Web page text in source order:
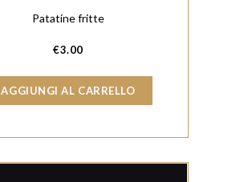
Patatine fritte
€3.00
AGGIUNGI AL CARRELLO